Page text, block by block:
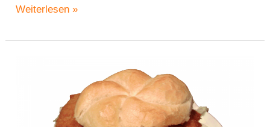
„Villacher
–
Weiterlesen »